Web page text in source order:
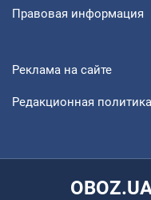
Правовая информация
Реклама на сайте
Редакционная политика